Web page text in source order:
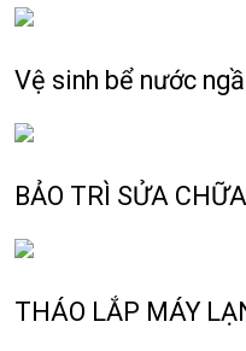
Vệ sinh bể nước
BẢO TRÌ SỬA
THÁO LẮP MÁY